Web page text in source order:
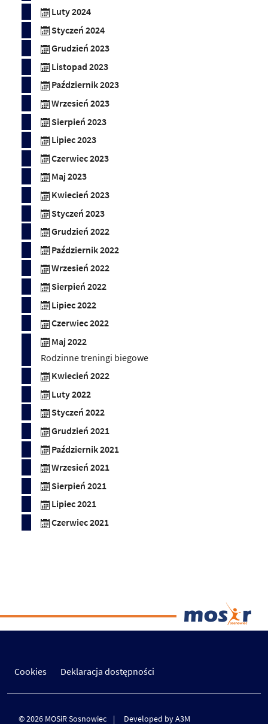
Luty 2024
Styczeń 2024
Grudzień 2023
Listopad 2023
Październik 2023
Wrzesień 2023
Sierpień 2023
Lipiec 2023
Czerwiec 2023
Maj 2023
Kwiecień 2023
Styczeń 2023
Grudzień 2022
Październik 2022
Wrzesień 2022
Sierpień 2022
Lipiec 2022
Czerwiec 2022
Maj 2022
Rodzinne treningi biegowe
Kwiecień 2022
Luty 2022
Styczeń 2022
Grudzień 2021
Październik 2021
Wrzesień 2021
Sierpień 2021
Lipiec 2021
Czerwiec 2021
Cookies Deklaracja dostępności
© 2026 MOSiR Sosnowiec Developed by A3M